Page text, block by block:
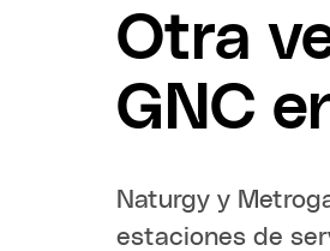
Otra
GNC
Naturgy y
estaciones de